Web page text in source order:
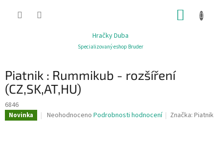
Hračky Duba
Specializovaný eshop Bruder
Piatnik : Rummikub - rozšíření
(CZ,SK,AT,HU)
6846
Novinka
Průměrné
Neohodnoceno Podrobnosti hodnocení Značka:Piatnik